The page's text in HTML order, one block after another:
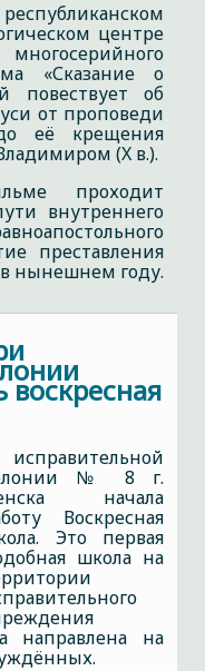
центре
«Сказание о
повествует об
от проповеди
её крещения
(X в.).
проходит
внутреннего
преставления
в нынешнем году.
воскресная
№ 8 г.
начала
Воскресная
Это первая
школа на
направлена на